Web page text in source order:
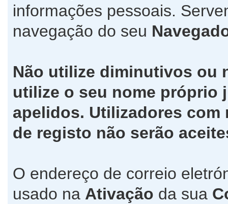
informações pessoais.
navegação do seu
Não utilize diminutivos ou
utilize o seu nome próprio
apelidos. Utilizadores
de registo não serão
O endereço de correio
usado na Ativação da sua